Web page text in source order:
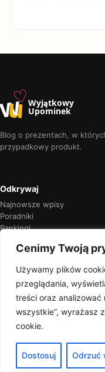
Cenimy Twoją
Używamy plików
przeglądania,
treści oraz analizować
wszystkie”, wyrażasz
cookie.
Dostosuj Odrzuć
u♡Wyjątkowy
Upominek
Blog o prezentach, w
przypadkowy produkt.
Odkrywaj
Najnowsze wpisy
Poradniki
Rankingi
Przejrzyste rekomendacje
zawsze oznaczymy je